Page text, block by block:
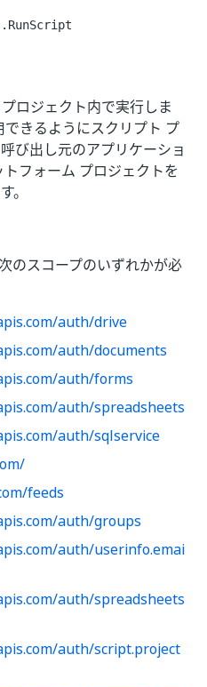
ロジェクト内で実行しま
きるようにスクリプト プ
び出し元のアプリケーショ
フォーム プロジェクトを
。
のスコープのいずれかが必
auth/drive
auth/documents
auth/forms
auth/spreadsheets
auth/sqlservice
feeds
auth/groups
auth/userinfo.emai
auth/spreadsheets
auth/script.project